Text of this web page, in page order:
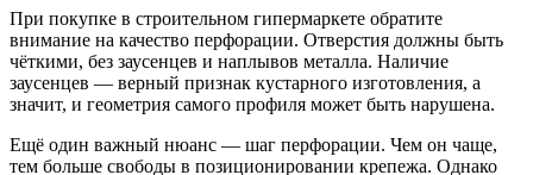
При покупке в строительном гипермаркете обратите
внимание на качество перфорации. Отверстия должны быть
чёткими, без заусенцев и наплывов металла. Наличие
заусенцев — верный признак кустарного изготовления, а
значит, и геометрия самого профиля может быть нарушена.
Ещё один важный нюанс — шаг перфорации. Чем он чаще,
тем больше свободы в позиционировании крепежа. Однако